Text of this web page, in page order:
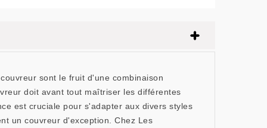
sont le fruit d'une combinaison
doit avant tout maîtriser les différentes
est cruciale pour s'adapter aux divers styles
un couvreur d'exception. Chez Les